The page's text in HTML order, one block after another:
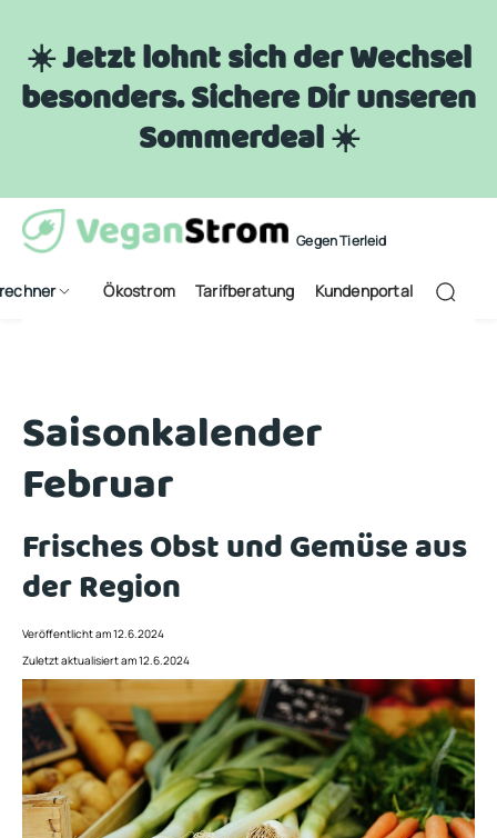
☀️ Jetzt lohnt sich der Wechsel
besonders. Sichere Dir unseren
Sommerdeal ☀️
Gegen Tierleid
Ökostrom Tarifberatung Kundenportal
Saisonkalender
Februar
Frisches Obst und Gemüse aus
der Region
Veröffentlicht am 12.6.2024
Zuletzt aktualisiert am 12.6.2024